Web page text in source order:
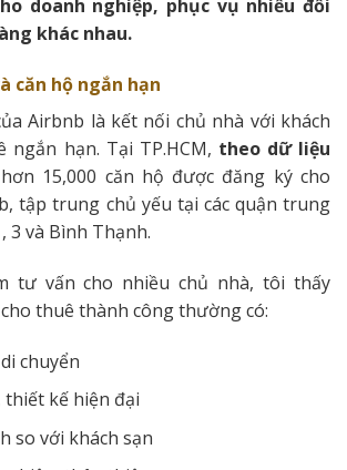
doanh nghiệp, phục vụ nhiều đối
khác nhau.
căn hộ ngắn hạn
Airbnb là kết nối chủ nhà với khách
ngắn hạn. Tại TP.HCM, theo dữ liệu
15,000 căn hộ được đăng ký cho
tập trung chủ yếu tại các quận trung
3 và Bình Thạnh.
tư vấn cho nhiều chủ nhà, tôi thấy
thuê thành công thường có:
chuyển
kế hiện đại
so với khách sạn